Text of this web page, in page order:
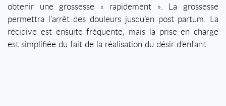
obtenir une grossesse « rapidement ». La grossesse
permettra l’arrêt des douleurs jusqu’en post partum. La
récidive est ensuite fréquente, mais la prise en charge
est simplifiée du fait de la réalisation du désir d’enfant.